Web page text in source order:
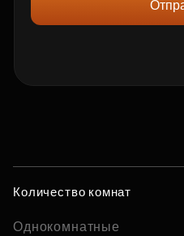
Количество комнат
Однокомнатные